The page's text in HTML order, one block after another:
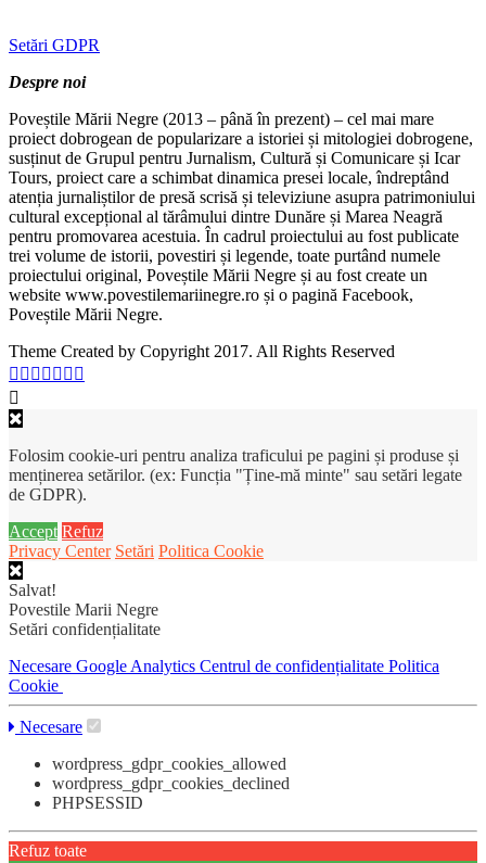
Setări GDPR
Despre noi
Poveștile Mării Negre (2013 – până în prezent) – cel mai mare
proiect dobrogean de popularizare a istoriei și mitologiei dobrogene,
susținut de Grupul pentru Jurnalism, Cultură și Comunicare și Icar
Tours, proiect care a schimbat dinamica presei locale, îndreptând
atenția jurnaliștilor de presă scrisă și televiziune asupra patrimoniului
cultural excepțional al tărâmului dintre Dunăre și Marea Neagră
pentru promovarea acestuia. În cadrul proiectului au fost publicate
trei volume de istorii, povestiri și legende, toate purtând numele
proiectului original, Poveștile Mării Negre și au fost create un
website www.povestilemariinegre.ro și o pagină Facebook,
Poveștile Mării Negre.
Theme Created by Copyright 2017. All Rights Reserved
Folosim cookie-uri pentru analiza traficului pe pagini și produse și
menținerea setărilor. (ex: Funcția "Ține-mă minte" sau setări legate
de GDPR).
Accept Refuz
Privacy Center Setări Politica Cookie
Salvat!
Povestile Marii Negre
Setări confidențialitate
Necesare Google Analytics Centrul de confidențialitate Politica
Cookie
Necesare
wordpress_gdpr_cookies_allowed
wordpress_gdpr_cookies_declined
PHPSESSID
Refuz toate